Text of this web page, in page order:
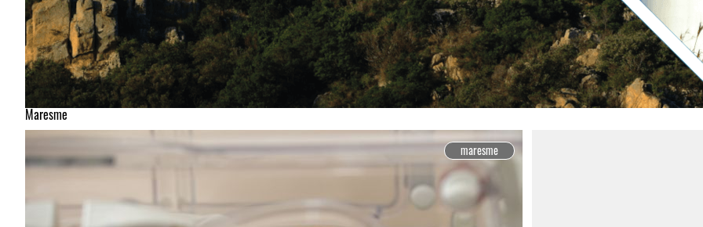
Maresme
maresme